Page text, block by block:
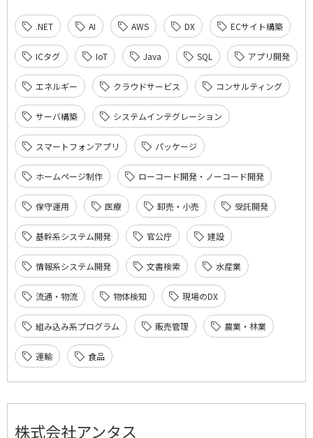
.NET AI AWS DX ECサイト構築
ICタグ IoT Java SQL アプリ開発
エネルギー クラウドサービス コンサルティング
サーバ構築 システムインテグレーション
スマートフォンアプリ パッケージ
ホームページ制作 ローコード開発・ノーコード開発
保守運用 医療 卸売・小売 受託開発
基幹系システム開発 官公庁 建設
情報系システム開発 文書検索 水産業
流通・物流 物体検知 現場のDX
組み込み系プログラム 販売管理 農業・林業
運輸 食品
株式会社アンタス